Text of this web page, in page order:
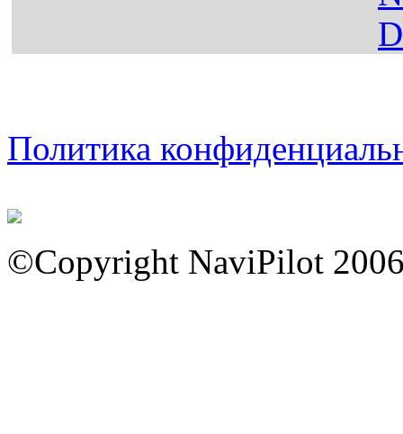
Политика
©Copyright NaviPilot